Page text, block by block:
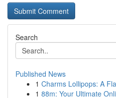
Search
Published News
1 Charms Lollipops: A
1 88m: Your Ultimate